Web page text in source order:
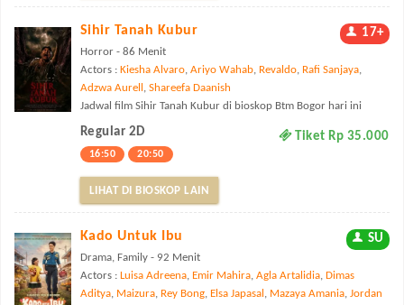
Sihir Tanah Kubur 17+
Horror - 86 Menit
Actors : Kiesha Alvaro, Ariyo Wahab, Revaldo, Rafi Sanjaya,
Adzwa Aurell , Shareefa Daanish
Jadwal film Sihir Tanah Kubur di bioskop Btm Bogor hari ini
Regular 2D Tiket Rp 35.000
16:50 20:50
LIHAT DI BIOSKOP LAIN
Kado Untuk Ibu SU
Drama, Family - 92 Menit
Actors : Luisa Adreena, Emir Mahira, Agla Artalidia, Dimas
Aditya, Maizura, Rey Bong, Elsa Japasal , Mazaya Amania, Jordan